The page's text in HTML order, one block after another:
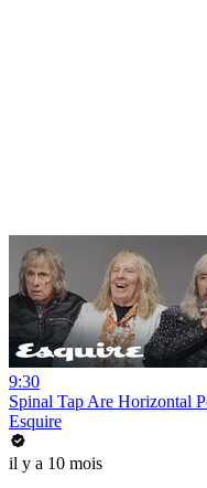
9:30
Spinal Tap Are Horizontal
Esquire
il y a 10 mois